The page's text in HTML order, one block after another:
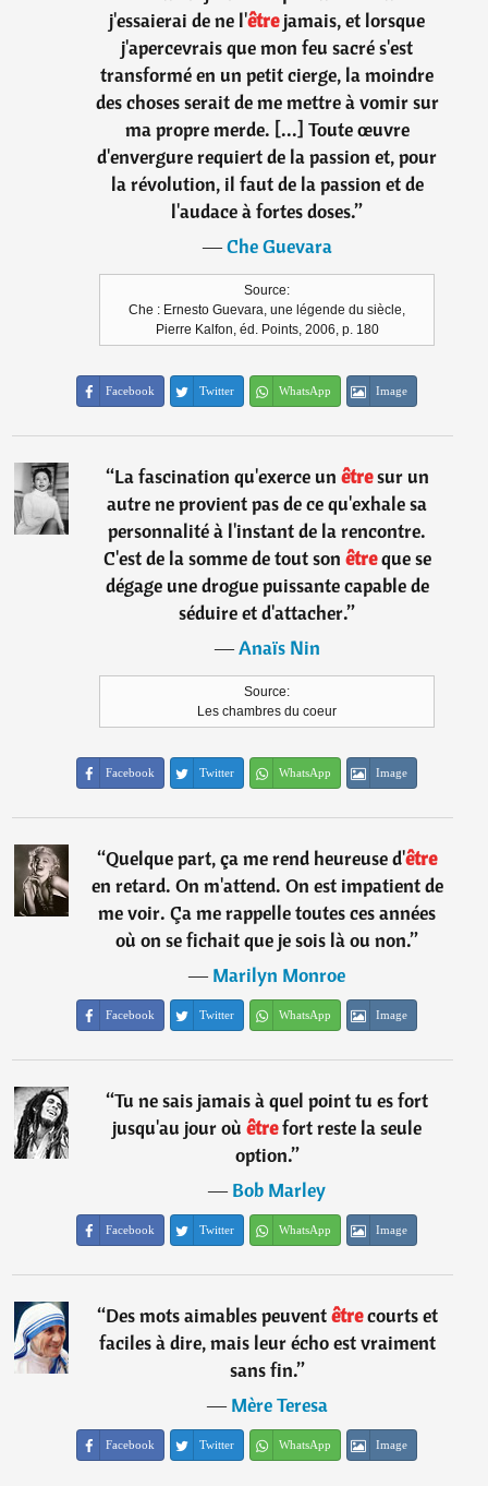
j'essaierai de ne l'êtrejamais, et lorsque
j'apercevrais que mon feu sacré s'est
transformé en un petit cierge, la moindre
des choses serait de me mettre à vomir sur
ma propre merde. [...] Toute œuvre
d'envergure requiert de la passion et, pour
la révolution, il faut de la passion et de
l'audace à fortes doses.”
―Che Guevara
Source:
Che : Ernesto Guevara, une légende du siècle,
Pierre Kalfon, éd. Points, 2006, p. 180
Facebook Twitter WhatsApp Image
“La fascination qu'exerce un êtresur un
autre ne provient pas de ce qu'exhale sa
personnalité à l'instant de la rencontre.
C'est de la somme de tout son êtreque se
dégage une drogue puissante capable de
séduire et d'attacher.”
―Anaïs Nin
Source:
Les chambres du coeur
Facebook Twitter WhatsApp Image
“Quelque part, ça me rend heureuse d'être
en retard. On m'attend. On est impatient de
me voir. Ça me rappelle toutes ces années
où on se fichait que je sois là ou non.”
―Marilyn Monroe
Facebook Twitter WhatsApp Image
“Tu ne sais jamais à quel point tu es fort
jusqu'au jour oùêtrefort reste la seule
option.”
―Bob Marley
Facebook Twitter WhatsApp Image
“Des mots aimables peuventêtrecourts et
faciles à dire, mais leur écho est vraiment
sans fin.”
―Mère Teresa
Facebook Twitter WhatsApp Image